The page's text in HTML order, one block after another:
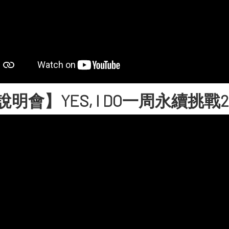
明會】YES, I DO一周永續挑戰